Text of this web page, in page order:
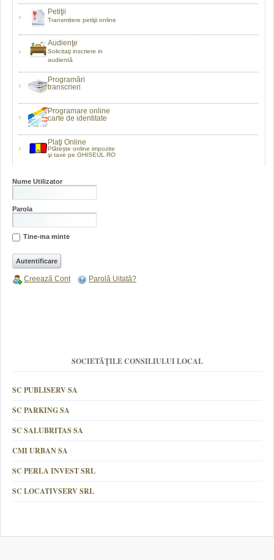
Petiţii
Transmitere petiţii online
Audienţe
Solicitaţi inscriere in
audientă
Programări
transcrieri
Programare online
carte de identitate
Plaţi Online
Plătește online impozite
şi taxe pe GHISEUL.RO
Nume Utilizator
Parola
Tine-ma minte
Creează Cont Parolă Uitată?
SOCIETĂȚILE CONSILIULUI LOCAL
SC PUBLISERV SA
SC PARKING SA
SC SALUBRITAS SA
CMI URBAN SA
SC PERLA INVEST SRL
SC LOCATIVSERV SRL